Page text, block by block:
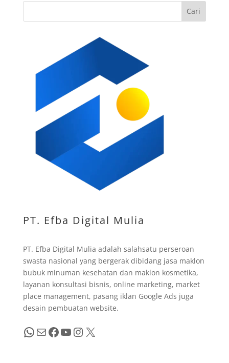
Cari
PT. Efba Digital Mulia
PT. Efba Digital Mulia adalah salahsatu perseroan
swasta nasional yang bergerak dibidang jasa maklon
bubuk minuman kesehatan dan maklon kosmetika,
layanan konsultasi bisnis, online marketing, market
place management, pasang iklan Google Ads juga
desain pembuatan website.
WhatsApp Mail Facebook YouTube InstagramX